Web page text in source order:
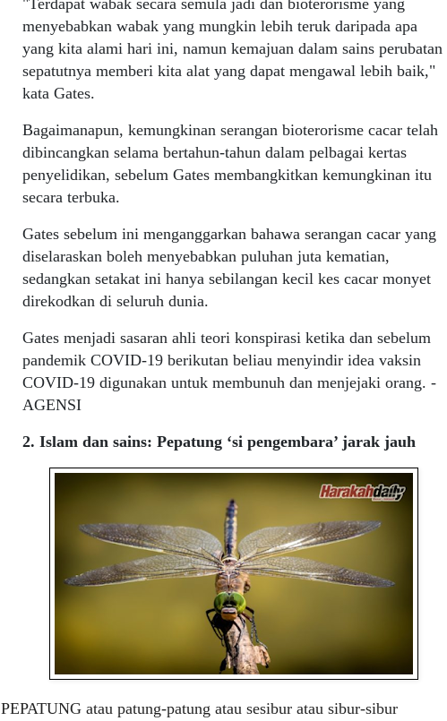
menyebabkan wabak yang mungkin lebih teruk daripada apa
yang kita alami hari ini, namun kemajuan dalam sains perubatan
sepatutnya memberi kita alat yang dapat mengawal lebih baik,"
kata Gates.
Bagaimanapun, kemungkinan serangan bioterorisme cacar telah
dibincangkan selama bertahun-tahun dalam pelbagai kertas
penyelidikan, sebelum Gates membangkitkan kemungkinan itu
secara terbuka.
Gates sebelum ini menganggarkan bahawa serangan cacar yang
diselaraskan boleh menyebabkan puluhan juta kematian,
sedangkan setakat ini hanya sebilangan kecil kes cacar monyet
direkodkan di seluruh dunia.
Gates menjadi sasaran ahli teori konspirasi ketika dan sebelum
pandemik COVID-19 berikutan beliau menyindir idea vaksin
COVID-19 digunakan untuk membunuh dan menjejaki orang. -
AGENSI
2. Islam dan sains: Pepatung ‘si pengembara’ jarak jauh
PEPATUNG atau patung-patung atau sesibur atau sibur-sibur